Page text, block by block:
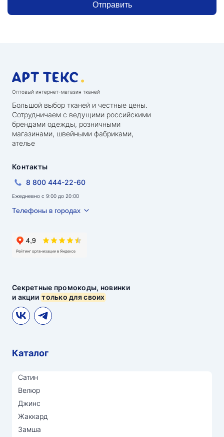
Отправить
Оптовый интернет-магазин тканей
Большой выбор тканей и честные цены.
Сотрудничаем с ведущими российскими
брендами одежды, розничными
магазинами, швейными фабриками,
ателье
Секретные промокоды, новинки
и акциитолько для своих
Контакты
8 800 444-22-60
Ежедневно с 9:00 до 20:00
Телефоны в городах
Каталог
Сатин
Велюр
Джинс
Жаккард
Замша